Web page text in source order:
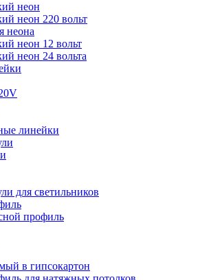
неон
неон 220 вольт
неона
неон 12 вольт
неон 24 вольта
линейки
для светильников
профиль
в гипсокартон